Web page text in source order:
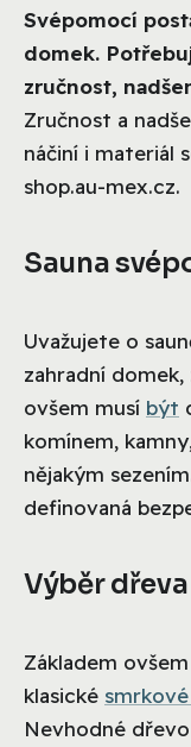
Svépomocí
domek.
zručnost,
Zručnost a
náčiní i materiál
shop.au-mex.cz.
Sauna
Uvažujete o
zahradní domek,
ovšem musí být
komínem,
nějakým
definovaná
Výběr
Základem
klasické
Nevhodné